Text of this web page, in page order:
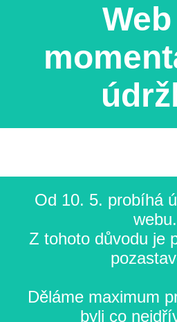
Od 10. 5. probíhá
webu.
Z tohoto důvodu je
Děláme maximum
byli co